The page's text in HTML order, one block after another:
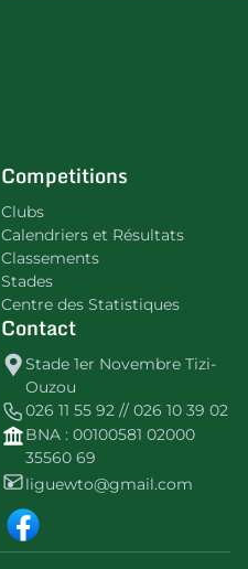
Competitions
Clubs
Calendriers et Résultats
Classements
Stades
Centre des Statistiques
Contact
Stade 1er Novembre Tizi-
Ouzou
026 11 55 92 // 026 10 39 02
BNA : 00100581 02000
35560 69
liguewto@gmail.com